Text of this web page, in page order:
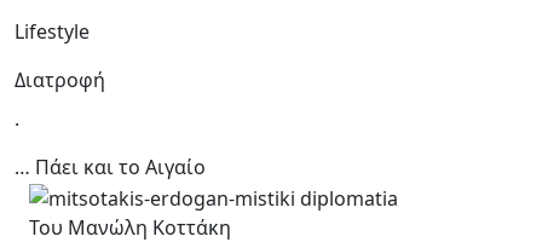
Lifestyle
Διατροφή
.
… Πάει και το Αιγαίο
Του Μανώλη Κοττάκη